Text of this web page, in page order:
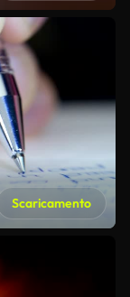
Scaricamento